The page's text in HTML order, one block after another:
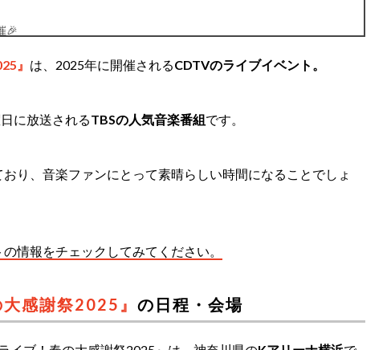
🎉
』 は、2025年に開催されるCDTVのライブイベント。
に放送されるTBSの人気音楽番組です。
り、音楽ファンにとって素晴らしい時間になることでしょ
情報をチェックしてみてください。
感謝祭2025』 の日程・会場